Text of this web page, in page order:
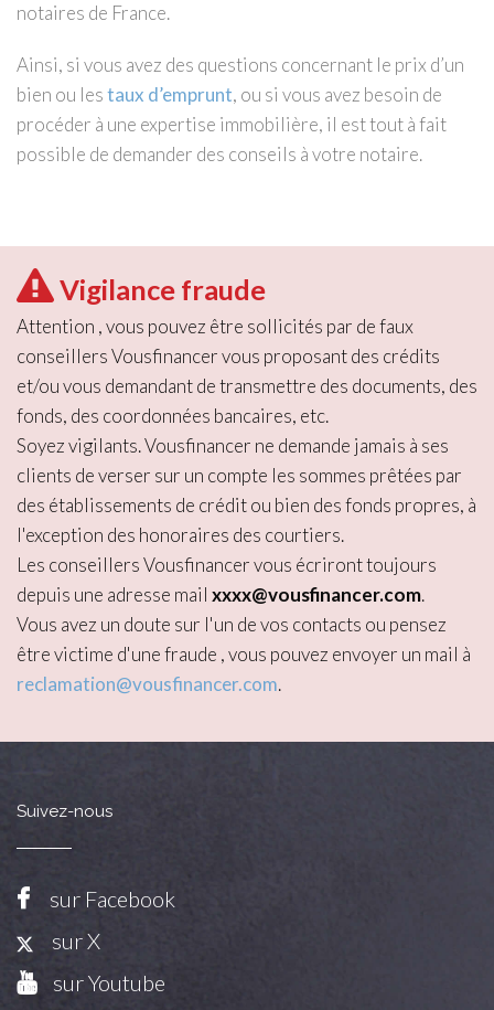
notaires de France.
Ainsi, si vous avez des questions concernant le prix d’un
bien ou lestaux d’emprunt, ou si vous avez besoin de
procéder à une expertise immobilière, il est tout à fait
possible de demander des conseils à votre notaire.
Vigilance fraude
Attention , vous pouvez être sollicités par de faux
conseillers Vousfinancer vous proposant des crédits
et/ou vous demandant de transmettre des documents, des
fonds, des coordonnées bancaires, etc.
Soyez vigilants. Vousfinancer ne demande jamais à ses
clients de verser sur un compte les sommes prêtées par
des établissements de crédit ou bien des fonds propres, à
l'exception des honoraires des courtiers.
Les conseillers Vousfinancer vous écriront toujours
depuis une adresse mail xxxx@vousfinancer.com.
Vous avez un doute sur l'un de vos contacts ou pensez
être victime d'une fraude , vous pouvez envoyer un mail à
reclamation@vousfinancer.com.
Suivez-nous
sur Facebook
sur X
sur Youtube